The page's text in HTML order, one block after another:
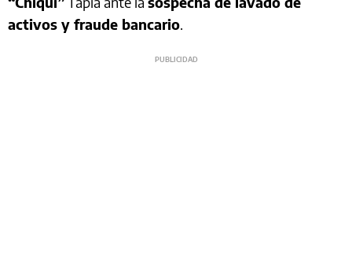
activos y fraude bancario.